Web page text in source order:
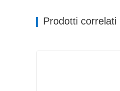
Prodotti correlati